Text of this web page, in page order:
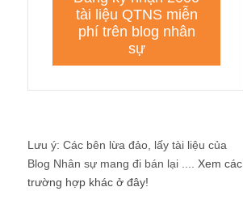
Lưu ý: Các bên lừa đảo, lấy tài liệu của
Blog Nhân sự mang đi bán lại .... Xem các
trường hợp khác ở đây!